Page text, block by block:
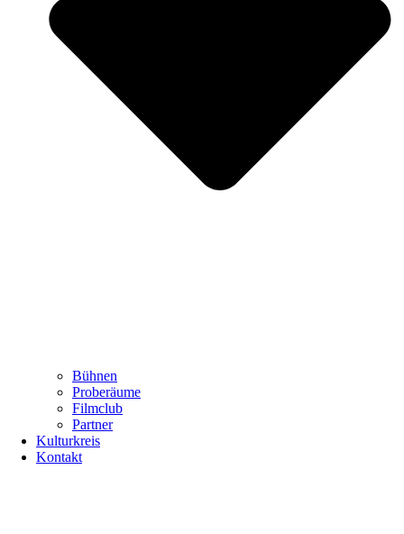
Bühnen
Proberäume
Filmclub
Partner
Kulturkreis
Kontakt